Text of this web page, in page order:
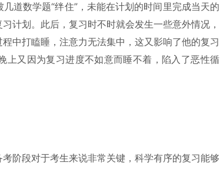
道数学题“绊住”，未能在计划的时间里完成当天的
计划。此后，复习时不时就会发生一些意外情况，
中打瞌睡，注意力无法集中，这又影响了他的复习
上又因为复习进度不如意而睡不着，陷入了恶性循
阶段对于考生来说非常关键，科学有序的复习能够